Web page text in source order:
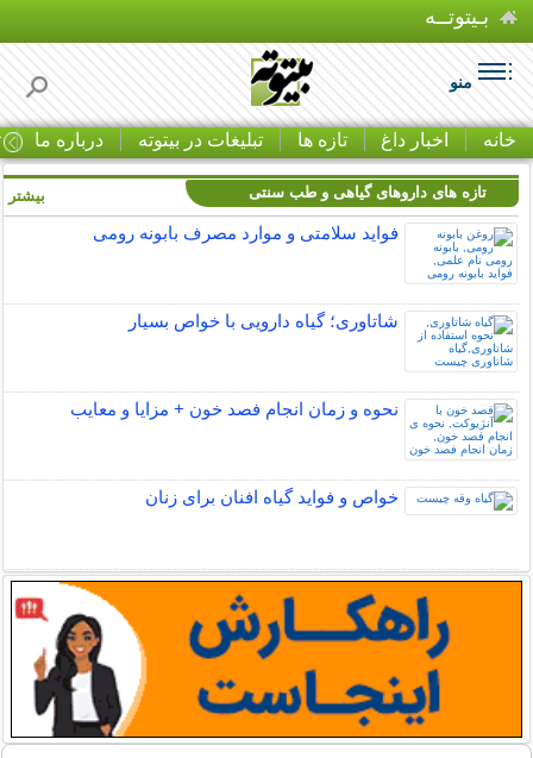
بـیتوتــه
منو
خانه اخبار داغ تازه ها تبلیغات در بیتوته درباره ما
تازه های داروهای گیاهی و طب سنتی
فواید سلامتی و موارد مصرف بابونه رومی
شاتاوری؛ گیاه دارویی با خواص بسیار
نحوه و زمان انجام فصد خون + مزایا و معایب
خواص و فواید گیاه افنان برای زنان
بیشتر